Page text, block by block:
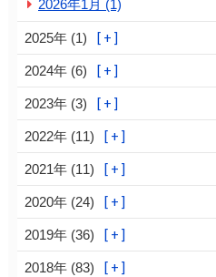
2026年1月 (1)
2025年 (1)
2024年 (6)
2023年 (3)
2022年 (11)
2021年 (11)
2020年 (24)
2019年 (36)
2018年 (83)